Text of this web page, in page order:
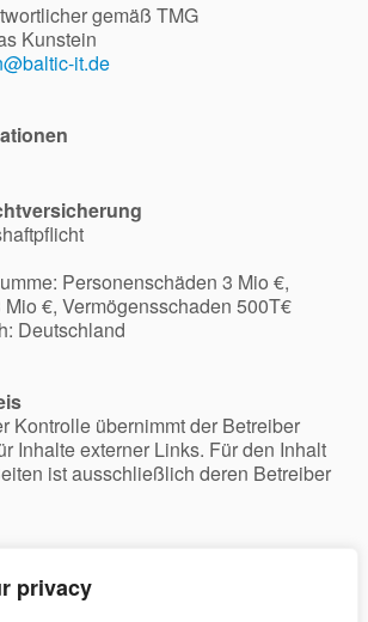
privacy
gemäß TMG
Kunstein
it.de
Personenschäden 3 Mio €,
€, Vermögensschaden 500T€
Deutschland
Kontrolle übernimmt der Betreiber
Inhalte externer Links. Für den Inhalt
ist ausschließlich deren Betreiber